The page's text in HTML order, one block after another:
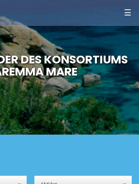
☰
DES KONSORTIUMS
MARE